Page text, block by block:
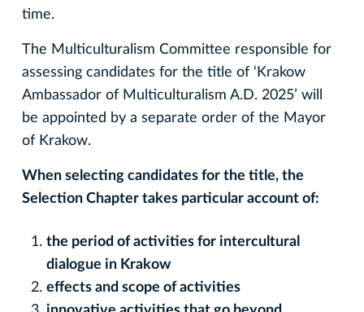
time.
The Multiculturalism Committee responsible for
assessing candidates for the title of ‘Krakow
Ambassador of Multiculturalism A.D. 2025’ will
be appointed by a separate order of the Mayor
of Krakow.
When selecting candidates for the title, the
Selection Chapter takes particular account of:
the period of activities for intercultural
dialogue in Krakow
effects and scope of activities